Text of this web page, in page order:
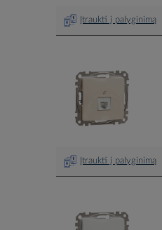
Įtraukti į palyginimą
Įtraukti į palyginimą